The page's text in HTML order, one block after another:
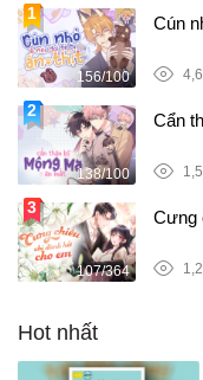
156/100
Cún
138/100
Cẩn
107/364
Cưng
Hot nhất